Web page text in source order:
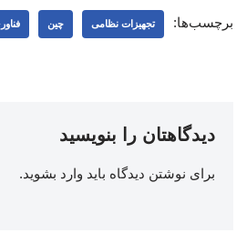
برچسب‌ها: تجهیزات نظامی چین
دیدگاهتان را بنویسید
برای نوشتن دیدگاه باید وارد بشوید.